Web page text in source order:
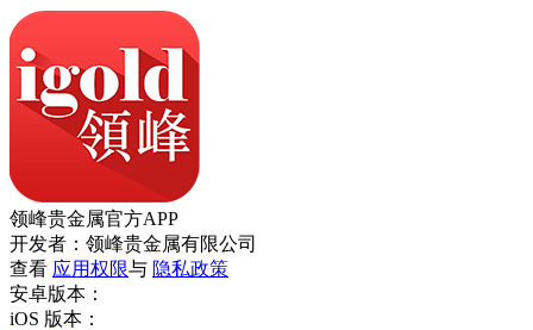
领峰贵金属官方APP
开发者：领峰贵金属有限公司
查看 应用权限与 隐私政策
安卓版本：
iOS 版本：